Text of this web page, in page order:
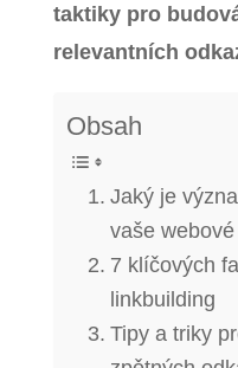
taktiky pro
relevantních
Obsah
Jaký je
vaše
7 klíčových
linkbuilding
Tipy a triky